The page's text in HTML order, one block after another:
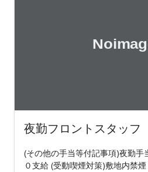
夜勤フロントスタッフ
(その他の手当等付記事項)夜勤手
０支給 (受動喫煙対策)敷地内禁